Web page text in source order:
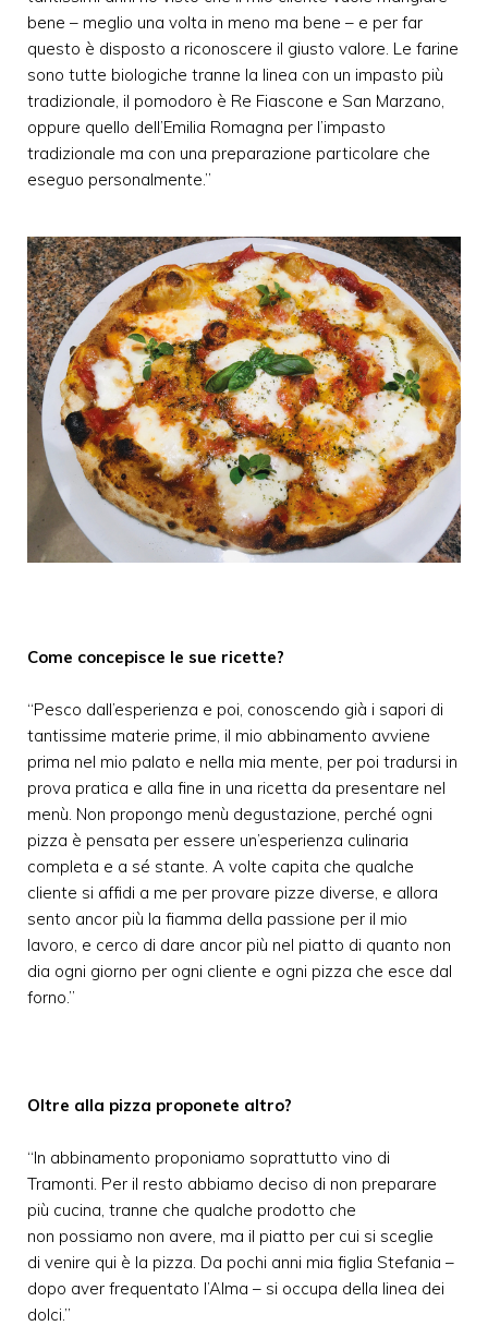
bene – meglio una volta in meno ma bene – e per far
questo è disposto a riconoscere il giusto valore. Le farine
sono tutte biologiche tranne la linea con un impasto più
tradizionale, il pomodoro è Re Fiascone e San Marzano,
oppure quello dell’Emilia Romagna per l’impasto
tradizionale ma con una preparazione particolare che
eseguo personalmente.”
Come concepisce le sue ricette?
“Pesco dall’esperienza e poi, conoscendo già i sapori di
tantissime materie prime, il mio abbinamento avviene
prima nel mio palato e nella mia mente, per poi tradursi in
prova pratica e alla fine in una ricetta da presentare nel
menù. Non propongo menù degustazione, perché ogni
pizza è pensata per essere un’esperienza culinaria
completa e a sé stante. A volte capita che qualche
cliente si affidi a me per provare pizze diverse, e allora
sento ancor più la fiamma della passione per il mio
lavoro, e cerco di dare ancor più nel piatto di quanto non
dia ogni giorno per ogni cliente e ogni pizza che esce dal
forno.”
Oltre alla pizza proponete altro?
“In abbinamento proponiamo soprattutto vino di
Tramonti. Per il resto abbiamo deciso di non preparare
più cucina, tranne che qualche prodotto che
non possiamo non avere, ma il piatto per cui si sceglie
di venire qui è la pizza. Da pochi anni mia figlia Stefania –
dopo aver frequentato l’Alma – si occupa della linea dei
dolci.”